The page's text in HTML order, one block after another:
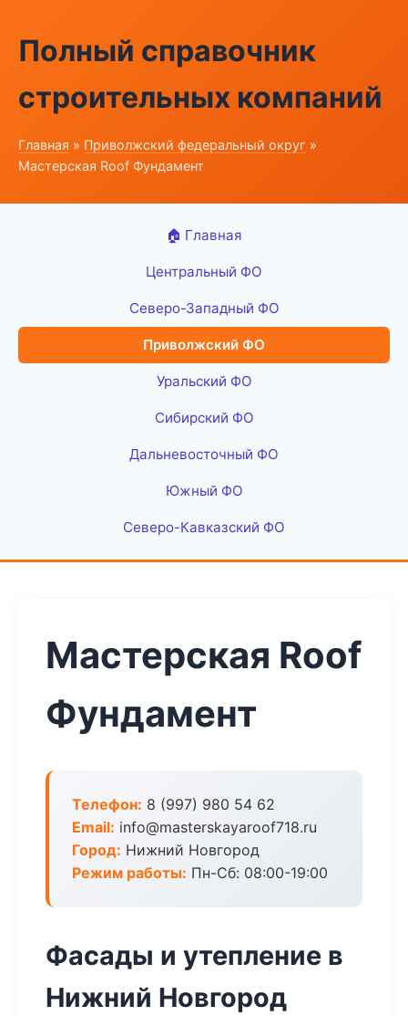
Полный справочник
строительных компаний
Главная » Приволжский федеральный округ »
Мастерская Roof Фундамент
🏠 Главная
Центральный ФО
Северо-Западный ФО
Приволжский ФО
Уральский ФО
Сибирский ФО
Дальневосточный ФО
Южный ФО
Северо-Кавказский ФО
Мастерская Roof
Фундамент
Телефон: 8 (997) 980 54 62
Email: info@masterskayaroof718.ru
Город: Нижний Новгород
Режим работы: Пн-Сб: 08:00-19:00
Фасады и утепление в
Нижний Новгород